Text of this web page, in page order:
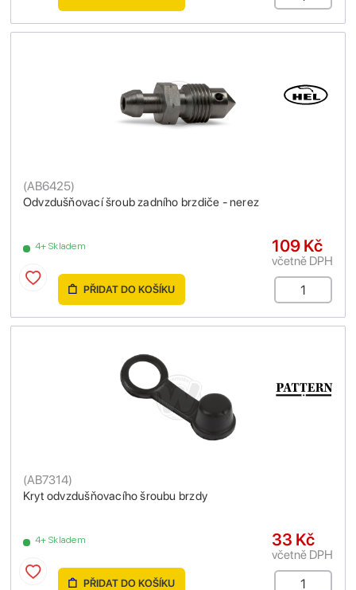
Odvzdušňovací šroub zadního brzdiče - nerez
(AB6425)
4+ Skladem 109 Kč
včetně DPH
PŘIDAT DO KOŠÍKU
Kryt odvzdušňovacího šroubu brzdy
(AB7314)
4+ Skladem 33 Kč
včetně DPH
PŘIDAT DO KOŠÍKU